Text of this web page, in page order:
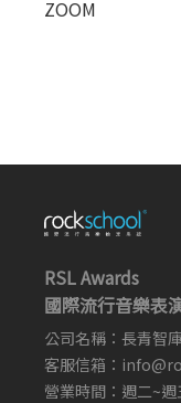
ZOOM
RSL Awards
國際流行音樂表
公司名稱：長青智
客服信箱：
營業時間：週二~